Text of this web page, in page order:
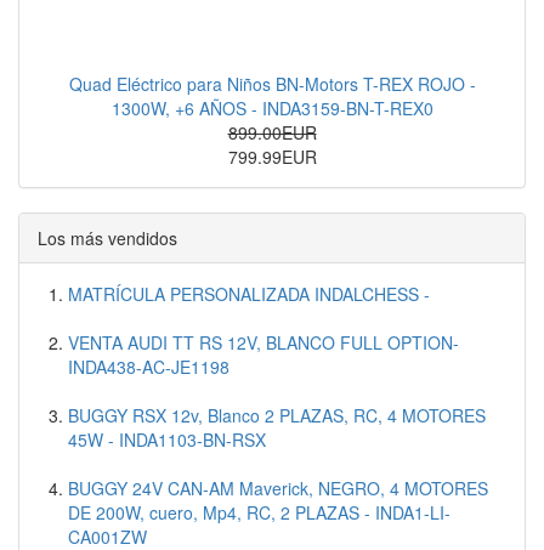
Quad Eléctrico para Niños BN-Motors T-REX ROJO -
1300W, +6 AÑOS - INDA3159-BN-T-REX0
899.00EUR
799.99EUR
Los más vendidos
MATRÍCULA PERSONALIZADA INDALCHESS -
VENTA AUDI TT RS 12V, BLANCO FULL OPTION-
INDA438-AC-JE1198
BUGGY RSX 12v, Blanco 2 PLAZAS, RC, 4 MOTORES
45W - INDA1103-BN-RSX
BUGGY 24V CAN-AM Maverick, NEGRO, 4 MOTORES
DE 200W, cuero, Mp4, RC, 2 PLAZAS - INDA1-LI-
CA001ZW